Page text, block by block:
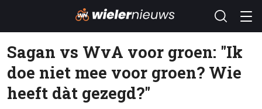
Sagan vs WvA voor groen: "Ik
doe niet mee voor groen? Wie
heeft dàt gezegd?"